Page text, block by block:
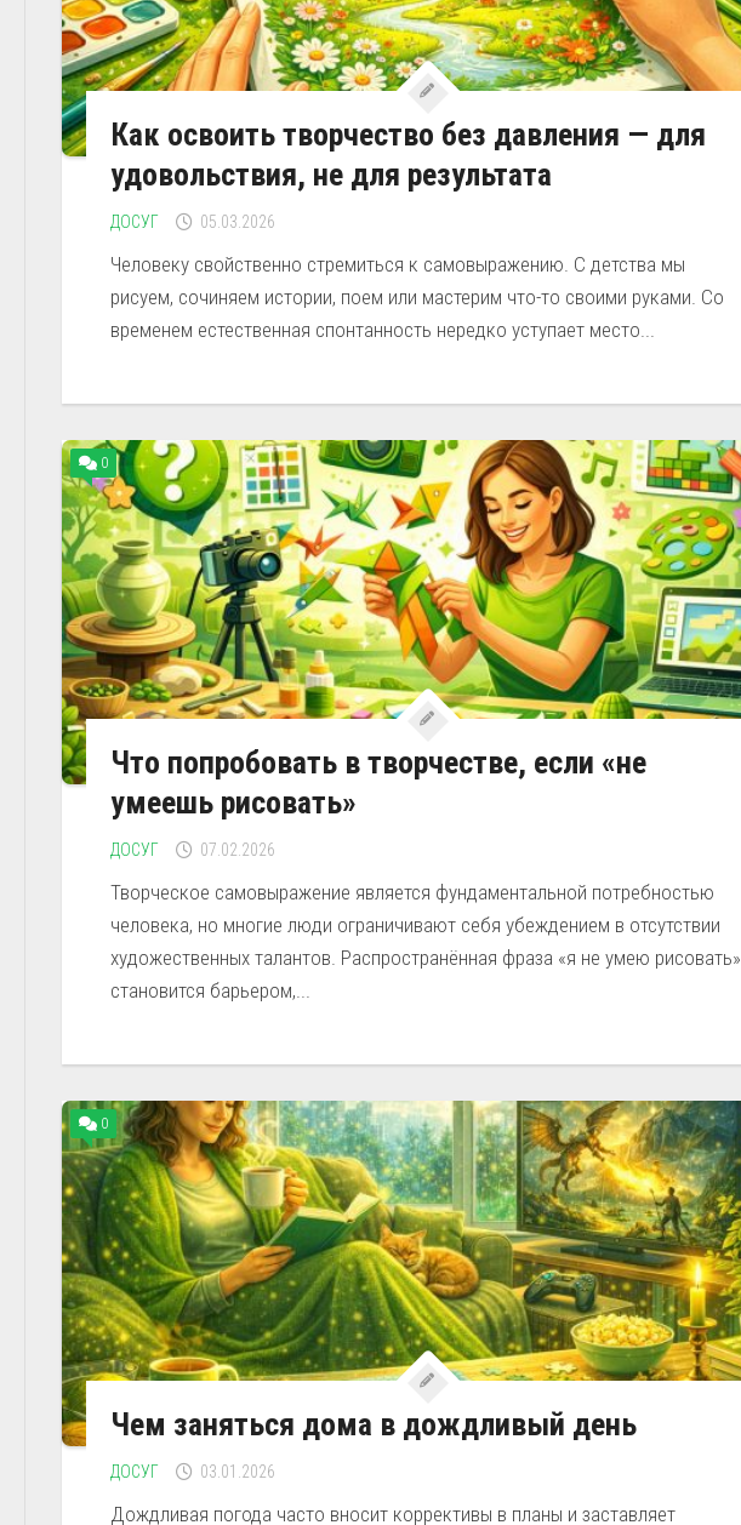
Как освоить творчество без давления — для
удовольствия, не для результата
ДОСУГ 05.03.2026
Человеку свойственно стремиться к самовыражению. С детства мы
рисуем, сочиняем истории, поем или мастерим что-то своими руками. Со
временем естественная спонтанность нередко уступает место...
0
Что попробовать в творчестве, если «не
умеешь рисовать»
ДОСУГ 07.02.2026
Творческое самовыражение является фундаментальной потребностью
человека, но многие люди ограничивают себя убеждением в отсутствии
художественных талантов. Распространённая фраза «я не умею рисовать»
становится барьером,...
0
Чем заняться дома в дождливый день
ДОСУГ 03.01.2026
Дождливая погода часто вносит коррективы в планы и заставляет